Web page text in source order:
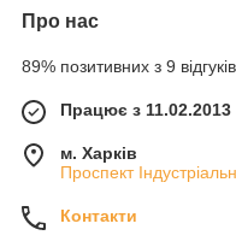
Про нас
89% позитивних з 9
Працює з 11.02.2013
м. Харків
Проспект
Контакти